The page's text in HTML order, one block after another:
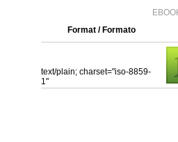
Format / Formato
text/plain; charset="iso-8859-
1"